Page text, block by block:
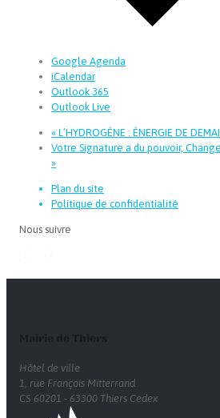
Google Agenda
iCalendar
Outlook 365
Outlook Live
« L’HYDROGÈNE : ÉNERGIE DE
Votre Signature a du pouvoir,
»
Plan du site
Politique de confidentialité
Nous suivre
Hôtel de ville
1, rue François Mitterrand
CS 60201 - 63300 Thiers Cedex